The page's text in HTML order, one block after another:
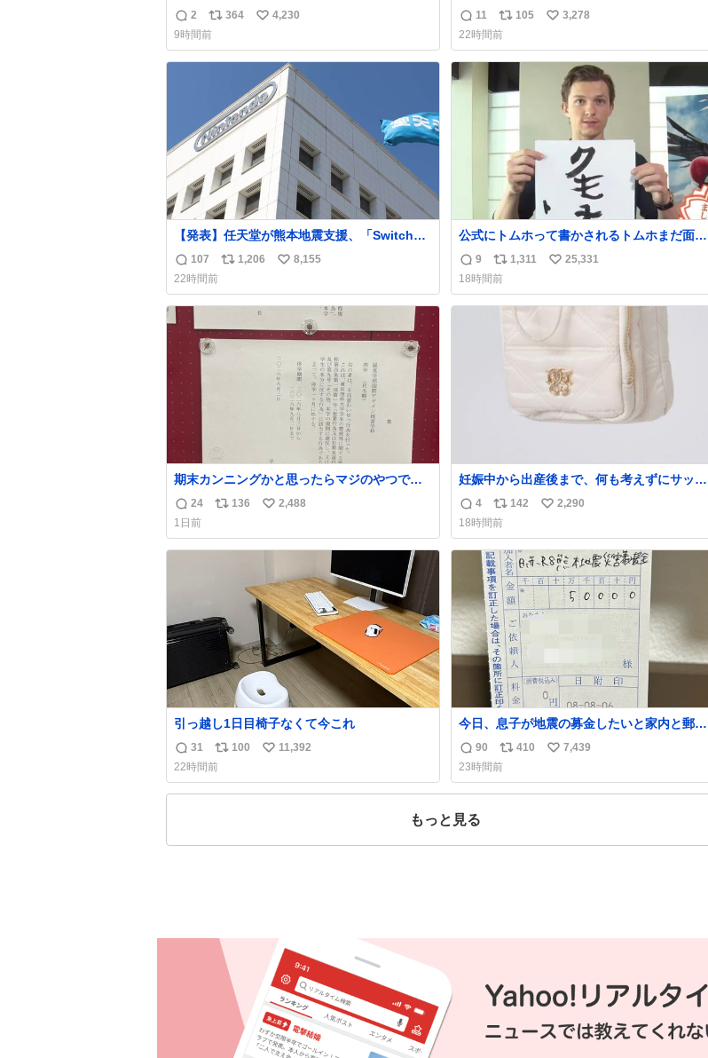
の持ち主がラッパーになる決意をした形跡が
あってウケた
返
信
数
2
リ
ポ
ス
364
い
ね
数
4,230
9時間前
まった これ売ってくれへんかな… #浅井健
一 #ポテチ #ロックの名盤
返
信
数
11
リ
ポ
ス
数
105
い
ね
3,278
22時間前
【発表】任天堂が熊本地震支援、「Switch
2」など無償修理へ 保証切れでも対象
news.livedoor.com/article/detail… 任天堂が
令和8年熊本地震の被災者支援として、災害救
助法適用地域からの同社製品の修理につい
て、27年2月1日まで無償で対応すると発表し
た。「Switch 2」や「Switch」「Joy-Con」
などが対象。
返
信
数
107
リ
ス
数
1,206
い
ね
8,155
22時間前
公式にトムホって書かされるトムホまだ面白
い
返
信
数
9
リ
ポ
ス
1,311
い
ね
数
25,331
18時間前
期末カンニングかと思ったらマジのやつで草
B4でIDMってことはおそらく就職だし、内定
取り消し？ それと夏休み期間の停学って無意
味じゃね？
返
信
数
24
リ
ス
136
い
ね
2,488
1日前
妊娠中から出産後まで、何も考えずにサッと
持って行けるようなショルダーバッグが欲し
いな〜と思っていたのだけど snidelでめちゃ
くちゃピッタリなものを見つけたので買っ
た！✨ スマホと小物とペットボトルが入るの
最高すぎる🥹 しかもスマホ入れ独立してるし
ファスナーない！地味に嬉しいやつ！！！
返
信
数
4
リ
ポ
ス
ト
数
142
い
ね
数
2,290
18時間前
引っ越し1日目椅子なくて今これ
返
信
数
31
リ
ポ
ス
100
い
ね
11,392
22時間前
今日、息子が地震の募金したいと家内と郵便
局に行ったみたいです。おもちゃとか買う選
択肢もあったと思うけど、自分で貯めてた2万
円を役に立てて欲しい、みんなも元気になっ
て欲しいと。家内も一緒に募金したので、自
返
信
数
90
リ
ポ
ス
410
い
ね
7,439
23時間前
もっと見る